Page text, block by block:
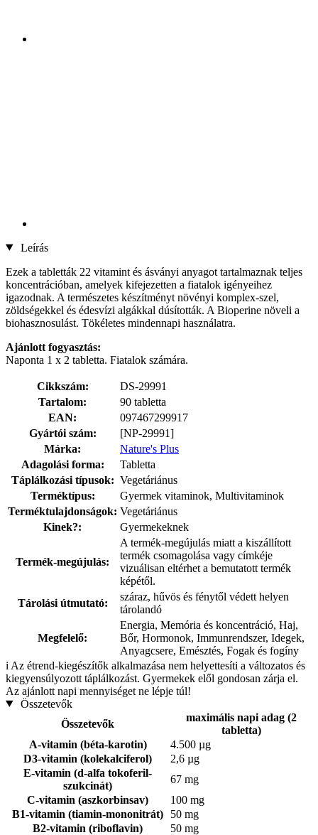
Leírás
Ezek a tabletták 22 vitamint és ásványi anyagot tartalmaznak teljes
koncentrációban, amelyek kifejezetten a fiatalok igényeihez
igazodnak. A természetes készítményt növényi komplex-szel,
zöldségekkel és édesvízi algákkal dúsították. A Bioperine növeli a
biohasznosulást. Tökéletes mindennapi használatra.
Ajánlott fogyasztás:
Naponta 1 x 2 tabletta. Fiatalok számára.
Cikkszám:
DS-29991
Tartalom:
90 tabletta
EAN:
097467299917
Gyártói szám:
[NP-29991]
Márka:
Nature's Plus
Adagolási forma:
Tabletta
Táplálkozási típusok: Vegetáriánus
Terméktípus:
Gyermek vitaminok, Multivitaminok
Terméktulajdonságok: Vegetáriánus
Kinek?:
Gyermekeknek
Termék-megújulás:
A termék-megújulás miatt a kiszállított
termék csomagolása vagy címkéje
vizuálisan eltérhet a bemutatott termék
képétől.
Tárolási útmutató:
száraz, hűvös és fénytől védett helyen
tárolandó
Megfelelő:
Energia, Memória és koncentráció, Haj,
Bőr, Hormonok, Immunrendszer, Idegek,
Anyagcsere, Emésztés, Fogak és fogíny
i Az étrend-kiegészítők alkalmazása nem helyettesíti a változatos és
kiegyensúlyozott táplálkozást. Gyermekek elől gondosan zárja el.
Az ajánlott napi mennyiséget ne lépje túl!
Összetevők
Összetevők
maximális napi adag (2
tabletta)
A-vitamin (béta-karotin)
4.500 µg
D3-vitamin (kolekalciferol)
2,6 µg
E-vitamin (d-alfa tokoferil-
szukcinát)
67 mg
C-vitamin (aszkorbinsav)
100 mg
B1-vitamin (tiamin-mononitrát)
50 mg
B2-vitamin (riboflavin)
50 mg